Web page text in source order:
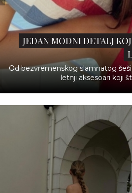
INSTAGRAM TREND: TORBE KOJE
NOSIMO I NA PLAŽI I U GRADU
Moderne i svestrane...